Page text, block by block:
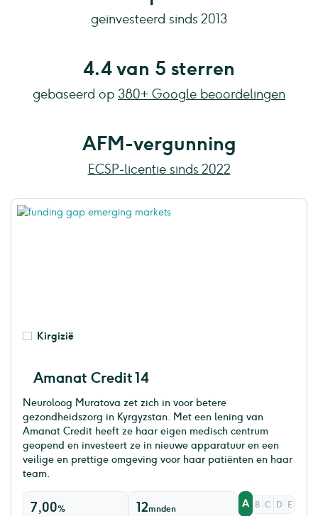
geïnvesteerd sinds 2013
4.4 van 5 sterren
gebaseerd op 380+ Google beoordelingen
AFM-vergunning
ECSP-licentie sinds 2022
Kirgizië
Amanat Credit 14
Neuroloog Muratova zet zich in voor betere
gezondheidszorg in Kyrgyzstan. Met een lening van
Amanat Credit heeft ze haar eigen medisch centrum
geopend en investeert ze in nieuwe apparatuur en een
veilige en prettige omgeving voor haar patiënten en haar
team.
7,00%
12mnden
A B C D
E